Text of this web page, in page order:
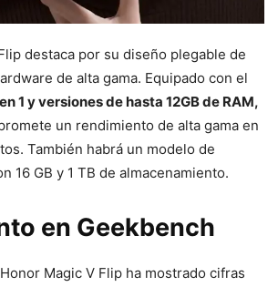
destaca por su diseño plegable de
de alta gama. Equipado con el
1 y versiones de hasta 12GB de RAM,
un rendimiento de alta gama en
También habrá un modelo de
16 GB y 1 TB de almacenamiento.
en Geekbench
Magic V Flip ha mostrado cifras